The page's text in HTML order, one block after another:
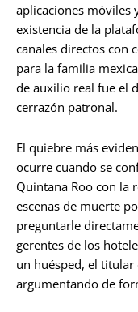
aplicaciones móviles
existencia de la
canales directos con
para la familia
de auxilio real fue el
cerrazón patronal.
El quiebre más
ocurre cuando se
Quintana Roo con la
escenas de muerte
preguntarle
gerentes de los
un huésped, el
argumentando de